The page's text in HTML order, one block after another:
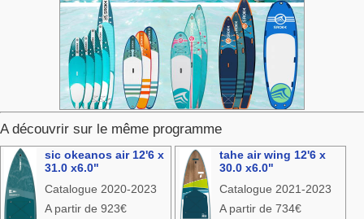
A découvrir sur le même programme
sic okeanos air 12'6 x
31.0 x6.0"
Catalogue 2020-2023
A partir de 923€
tahe air wing 12'6 x
30.0 x6.0"
Catalogue 2021-2023
A partir de 734€